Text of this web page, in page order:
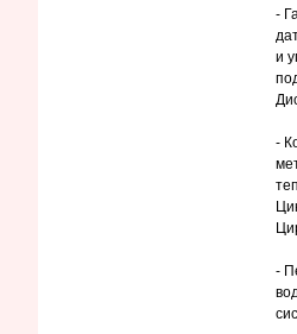
-
и
-
-